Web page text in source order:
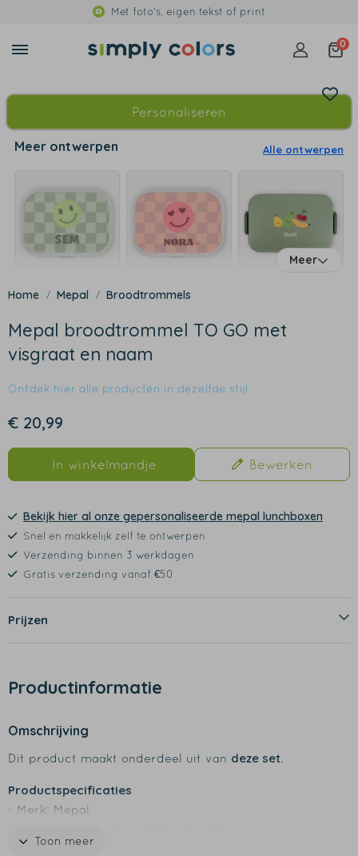
Met foto's, eigen tekst of print
0
Personaliseren
Meer ontwerpen Alle ontwerpen
Meer
Mepal Broodtrommels
Mepal broodtrommel TO GO met
visgraat en naam
Ontdek hier alle producten in dezelfde stijl
€ 20,99
In winkelmandje Bewerken
Bekijk hier al onze gepersonaliseerde mepal lunchboxen
Snel en makkelijk zelf te ontwerpen
Verzending binnen 3 werkdagen
Gratis verzending vanaf €50
Prijzen
Productinformatie
Omschrijving
Dit product maakt onderdeel uit van deze set.
Productspecificaties
- Merk: Mepal
- Afmetingen large: 25,5 x 17 x 6,5 cm
Toon meer